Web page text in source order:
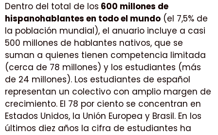
Dentro del total de los 600 millones de
hispanohablantes en todo el mundo (el 7,5% de
la población mundial), el anuario incluye a casi
500 millones de hablantes nativos, que se
suman a quienes tienen competencia limitada
(cerca de 78 millones) y los estudiantes (más
de 24 millones). Los estudiantes de español
representan un colectivo con amplio margen de
crecimiento. El 78 por ciento se concentran en
Estados Unidos, la Unión Europea y Brasil. En los
últimos diez años la cifra de estudiantes ha